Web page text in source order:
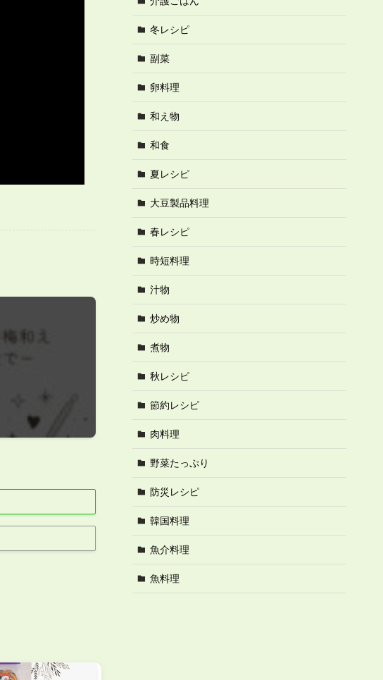
冬レシピ
副菜
卵料理
和え物
和食
夏レシピ
大豆製品料理
春レシピ
時短料理
汁物
炒め物
煮物
秋レシピ
節約レシピ
肉料理
野菜たっぷり
防災レシピ
韓国料理
魚介料理
魚料理